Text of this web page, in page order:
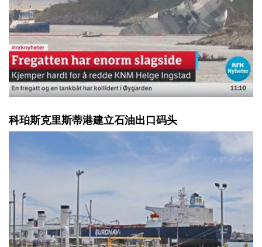
科珀斯克里斯蒂港建立石油出口码头